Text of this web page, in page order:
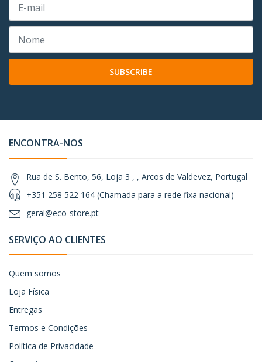
SUBSCRIBE
ENCONTRA-NOS
Rua de S. Bento, 56, Loja 3 , , Arcos de Valdevez, Portugal
+351 258 522 164 (Chamada para a rede fixa nacional)
geral@eco-store.pt
SERVIÇO AO CLIENTES
Quem somos
Loja Física
Entregas
Termos e Condições
Política de Privacidade